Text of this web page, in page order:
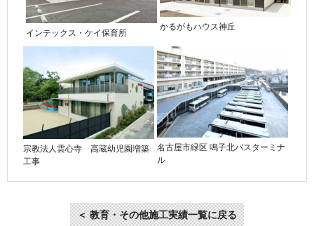
インテックス・ケイ保育所
かるがもハウス神丘
宗教法人雲心寺 高蔵幼児園増築
工事
名古屋市緑区 鳴子北バスターミナ
ル
＜ 教育・その他施工実績一覧に戻る